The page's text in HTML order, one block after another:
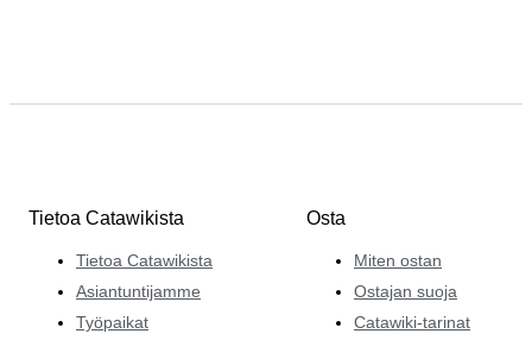
Tietoa Catawikista
Tietoa Catawikista
Asiantuntijamme
Työpaikat
Osta
Miten ostan
Ostajan suoja
Catawiki-tarinat